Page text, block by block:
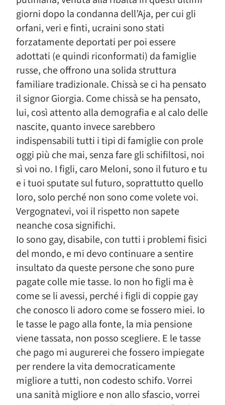
giorni dopo la condanna dell’Aja, per cui gli
orfani, veri e finti, ucraini sono stati
forzatamente deportati per poi essere
adottati (e quindi riconformati) da famiglie
russe, che offrono una solida struttura
familiare tradizionale. Chissà se ci ha pensato
il signor Giorgia. Come chissà se ha pensato,
lui, così attento alla demografia e al calo delle
nascite, quanto invece sarebbero
indispensabili tutti i tipi di famiglie con prole
oggi più che mai, senza fare gli schifiltosi, noi
sì voi no. I figli, caro Meloni, sono il futuro e tu
e i tuoi sputate sul futuro, soprattutto quello
loro, solo perché non sono come volete voi.
Vergognatevi, voi il rispetto non sapete
neanche cosa significhi.
Io sono gay, disabile, con tutti i problemi fisici
del mondo, e mi devo continuare a sentire
insultato da queste persone che sono pure
pagate colle mie tasse. Io non ho figli ma è
come se li avessi, perché i figli di coppie gay
che conosco li adoro come se fossero miei. Io
le tasse le pago alla fonte, la mia pensione
viene tassata, non posso scegliere. E le tasse
che pago mi augurerei che fossero impiegate
per rendere la vita democraticamente
migliore a tutti, non codesto schifo. Vorrei
una sanità migliore e non allo sfascio, vorrei